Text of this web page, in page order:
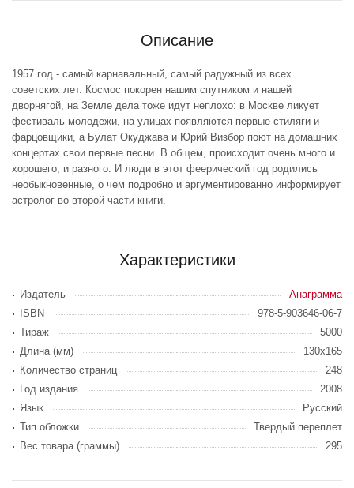
Описание
1957 год - самый карнавальный, самый радужный из всех
советских лет. Космос покорен нашим спутником и нашей
дворнягой, на Земле дела тоже идут неплохо: в Москве ликует
фестиваль молодежи, на улицах появляются первые стиляги и
фарцовщики, а Булат Окуджава и Юрий Визбор поют на домашних
концертах свои первые песни. В общем, происходит очень много и
хорошего, и разного. И люди в этот феерический год родились
необыкновенные, о чем подробно и аргументированно информирует
астролог во второй части книги.
Характеристики
Издатель
Анаграмма
ISBN
978-5-903646-06-7
Тираж
5000
Длина (мм)
130x165
Количество страниц
248
Год издания
2008
Язык
Русский
Тип обложки
Твердый переплет
Вес товара (граммы)
295